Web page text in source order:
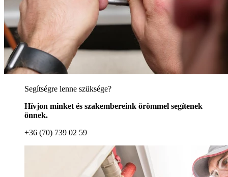
Segítségre lenne szüksége?
Hívjon minket és szakembereink örömmel segítenek
önnek.
+36 (70) 739 02 59